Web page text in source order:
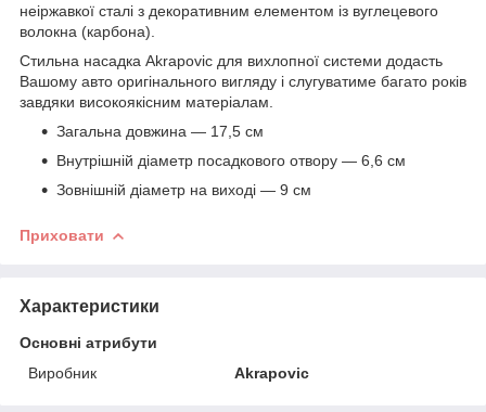
неіржавкої сталі з декоративним елементом із вуглецевого
волокна (карбона).
Стильна насадка Akrapovic для вихлопної системи додасть
Вашому авто оригінального вигляду і слугуватиме багато років
завдяки високоякісним матеріалам.
Загальна довжина — 17,5 см
Внутрішній діаметр посадкового отвору — 6,6 см
Зовнішній діаметр на виході — 9 см
Приховати
Характеристики
Основні атрибути
Виробник
Akrapovic